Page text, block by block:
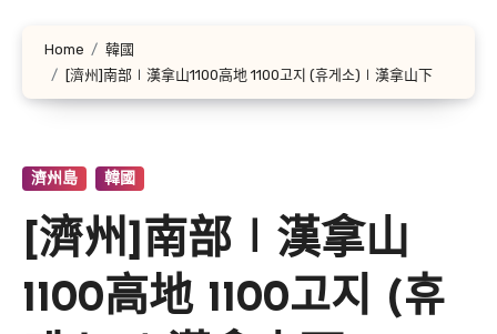
Home
韓國
[濟州]南部∣漢拿山1100高地 1100고지 (휴게소)∣漢拿山下
濟州島 韓國
[濟州]南部∣漢拿山
1100高地 1100고지 (휴